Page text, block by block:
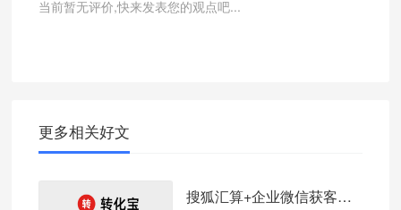
当前暂无评价,快来发表您的观点吧...
更多相关好文
搜狐汇算+企业微信获客助手，高效引流新方式